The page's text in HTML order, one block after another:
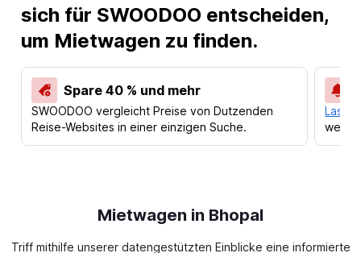
sich für SWOODOO entscheiden,
um Mietwagen zu finden.
Spare 40 % und mehr
SWOODOO vergleicht Preise von Dutzenden
Reise-Websites in einer einzigen Suche.
Lass
Mietwagen in Bhopal
Triff mithilfe unserer datengestützten Einblicke eine informierte